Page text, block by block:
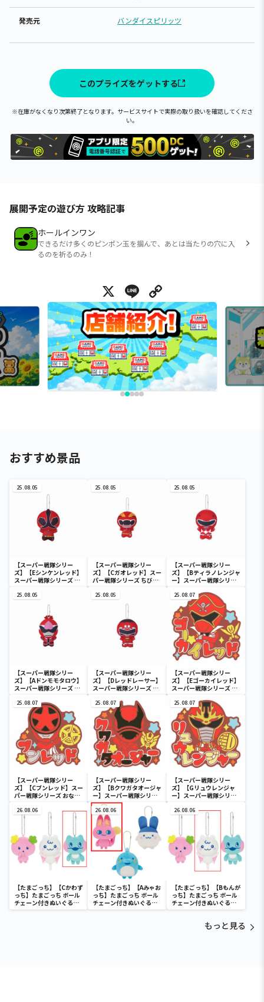
発売元 バンダイスピリッツ
このプライズをゲットする
※在庫がなくなり次第終了となります。サービスサイトで実際の取り扱いを確認してくださ
い。
展開予定の遊び方 攻略記事
ホールインワン
できるだけ多くのピンポン玉を掴んで、あとは当たりの穴に入
るのを祈るのみ！
X Line
おすすめ景品
25.08.05
【スーパー戦隊シリー
ズ】【Eシンケンレッド】
スーパー戦隊シリーズ ち
25.08.05
【スーパー戦隊シリー
ズ】【Cガオレッド】スー
パー戦隊シリーズ ちびぐ
25.08.05
【スーパー戦隊シリー
ズ】【Bティラノレンジャ
ー】スーパー戦隊シリー
～
25.08.05
【スーパー戦隊シリー
ズ】【Aドンモモタロウ】
スーパー戦隊シリーズ ち
25.08.05
【スーパー戦隊シリー
ズ】【Dレッドレーサー】
スーパー戦隊シリーズ ち
25.08.07
【スーパー戦隊シリー
ズ】【Eゴーカイレッド】
スーパー戦隊シリーズ お
25.08.07
【スーパー戦隊シリー
ズ】【Cブンレッド】スー
パー戦隊シリーズ おなま
25.08.07
【スーパー戦隊シリー
ズ】【Bクワガタオージャ
ー】スーパー戦隊シリー
ズ おなまえラバーバッジ
vol.1
25.08.07
【スーパー戦隊シリー
ズ】【Gリュウレンジャ
ー】スーパー戦隊シリー
vol.2
26.08.06
【たまごっち】【Cかわず
っち】たまごっち ボール
チェーン付きぬいぐるみ
～Tamagotchi
26.08.06
【たまごっち】【Aみゃお
っち】たまごっち ボール
チェーン付きぬいぐるみ
～Tamagotchi
26.08.06
【たまごっち】【Bもんが
っち】たまごっち ボール
チェーン付きぬいぐるみ
～Tamagotchi
もっと見る